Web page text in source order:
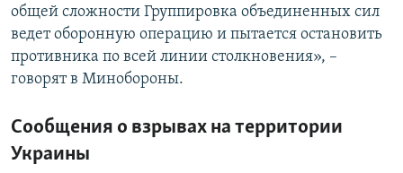
общей сложности Группировка объединенных сил
ведет оборонную операцию и пытается остановить
противника по всей линии столкновения», –
говорят в Минобороны.